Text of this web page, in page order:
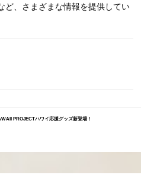
ど、さまざまな情報を提供してい
PROJECTハワイ応援グッズ新登場！